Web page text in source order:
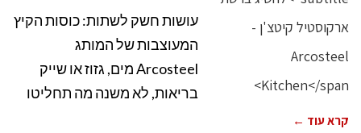
עושות חשק לשתות: כוסות הקיץ
המעוצבות של המותג
Arcosteel מים, גזוז או שייק
בריאות, לא משנה מה תחליטו
קרא עוד ←